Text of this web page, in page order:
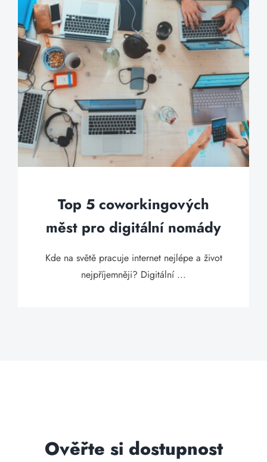
Top 5 coworkingových
měst pro digitální nomády
Kde na světě pracuje internet nejlépe a život
nejpříjemněji? Digitální ...
Ověřte si dostupnost